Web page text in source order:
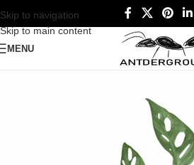
Skip to navigation
Skip to main content
MENU